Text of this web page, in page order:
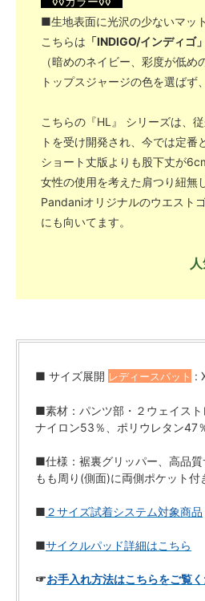
■生地表面に光沢の少ないマッ
こちらは 「INDIGO/インディゴ」
（暗めのネイビー、彩度が低
トップスジャージの色を選ば
こちらの『HL』 シリーズは、
トを受け開発され、今では定番
ショート丈版よりも股下丈が
女性の使用を考えた肩つり紐無
Pandaniオリジナルのウエスト
にも向いてます。
■ サイズ展開 レディースパット :
■素材：パンツ部・２ウェイス
ナイロン53％、ポリウレタン47
■仕様：裾裏グリッパー、高品
もも周り(側面)に両側ポケット
■ ２サイズ試着システム対象商品
■サイクルパッド詳細はこちら
☞お手入れ方法はこちらをご覧く